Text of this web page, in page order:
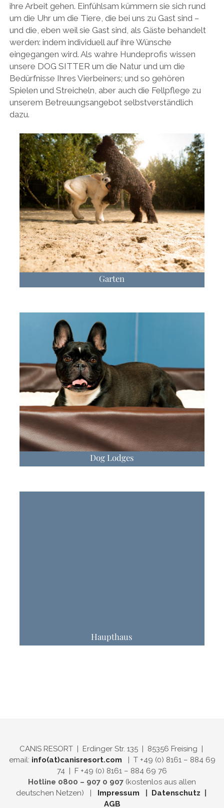
ihre Arbeit gehen. Einfühlsam kümmern sie sich rund
um die Uhr um die Tiere, die bei uns zu Gast sind –
und die, eben weil sie Gast sind, als Gäste behandelt
werden: indem individuell auf ihre Wünsche
eingegangen wird. Als wahre Hundeprofis wissen
unsere DOG SITTER um die Natur und um die
Bedürfnisse Ihres Vierbeiners; und so gehören
Spielen und Streicheln, aber auch die Fellpflege zu
unserem Betreuungsangebot selbstverständlich
dazu.
Garten
Dog Lodges
Haupthaus
CANIS RESORT | Erdinger Str. 135 | 85356 Freising |
email: info(at)canisresort.com | T +49 (0) 8161 – 884 69
74 | F +49 (0) 8161 – 884 69 76
Hotline 0800 – 907 0 907 (kostenlos aus allen
deutschen Netzen) |
Impressum Datenschutz
AGB